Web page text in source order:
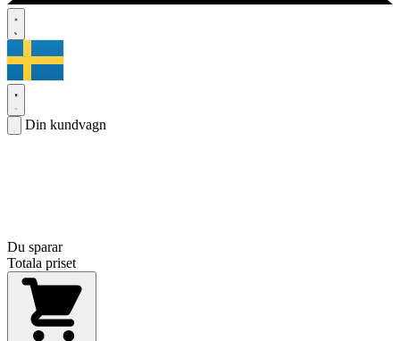
Din kundvagn
Du sparar
Totala priset